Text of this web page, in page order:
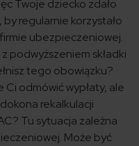
Twoje dziecko zdało
regularnie korzystało
ubezpieczeniowej.
podwyższeniem składki
tego obowiązku?
odmówić wypłaty, ale
rekalkulacji
Tu sytuacja zależna
Może być